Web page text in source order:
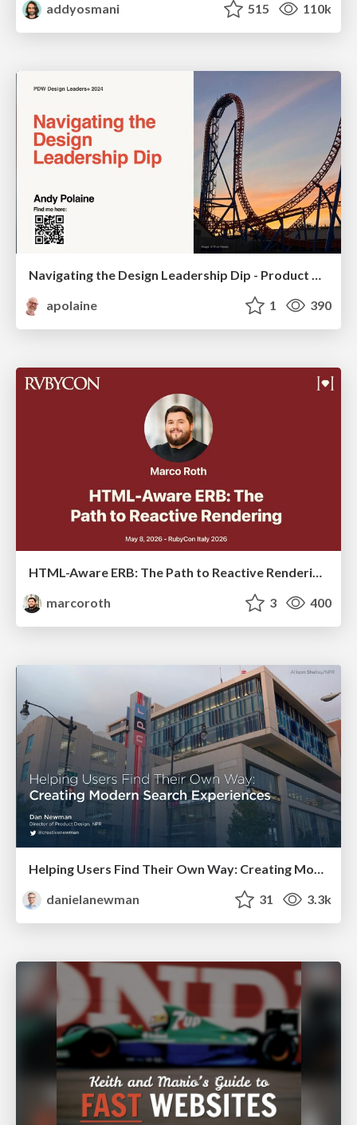
addyosmani
515 110k
Navigating the Design Leadership Dip - Product Design Week Design Leaders+ Conference 2024
apolaine
1 390
HTML-Aware ERB: The Path to Reactive Rendering @ RubyCon 2026, Rimini, Italy
marcoroth
3 400
Helping Users Find Their Own Way: Creating Modern Search Experiences
danielanewman
31 3.3k